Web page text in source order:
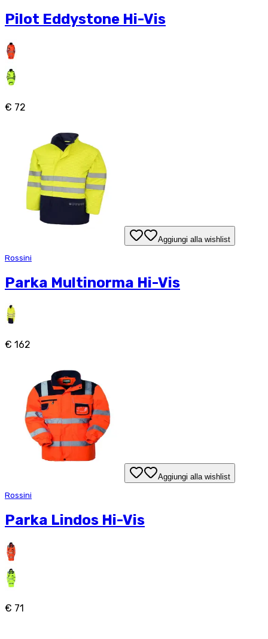
Pilot Eddystone Hi-Vis
€ 72
Aggiungi alla wishlist
Rossini
Parka Multinorma Hi-Vis
€ 162
Aggiungi alla wishlist
Rossini
Parka Lindos Hi-Vis
€ 71